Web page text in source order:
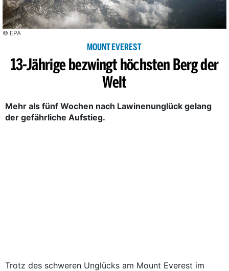
© EPA
MOUNT EVEREST
13-Jährige bezwingt höchsten Berg der
Welt
Mehr als fünf Wochen nach Lawinenunglück gelang
der gefährliche Aufstieg.
Trotz des schweren Unglücks am Mount Everest im